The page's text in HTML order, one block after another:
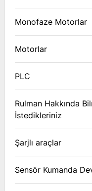
Monofaze Motorlar
Motorlar
PLC
Rulman Hakkında
İstedikleriniz
Şarjlı araçlar
Sensör Kumanda